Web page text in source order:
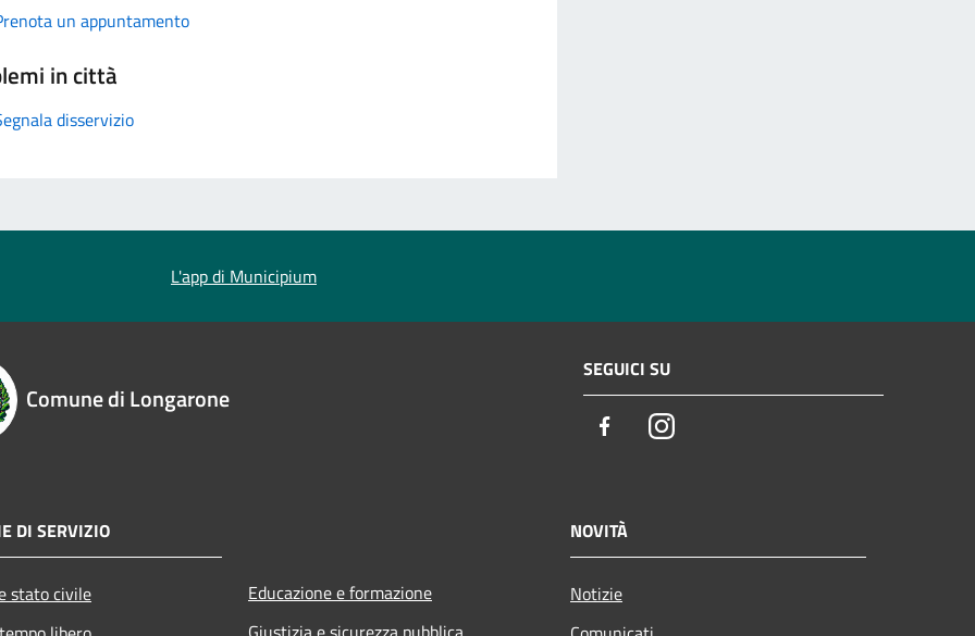
un appuntamento
in città
disservizio
L'app di Municipium
Comune di Longarone
SEGUICI SU
FacebookInstagram
DI SERVIZIO
stato civile
Educazione e formazione
NOVITÀ
Notizie